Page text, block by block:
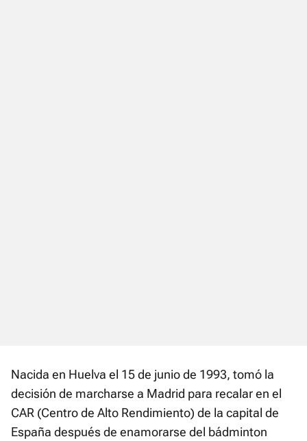
Nacida en Huelva el 15 de junio de 1993, tomó la
decisión de marcharse a Madrid para recalar en el
CAR (Centro de Alto Rendimiento) de la capital de
España después de enamorarse del bádminton